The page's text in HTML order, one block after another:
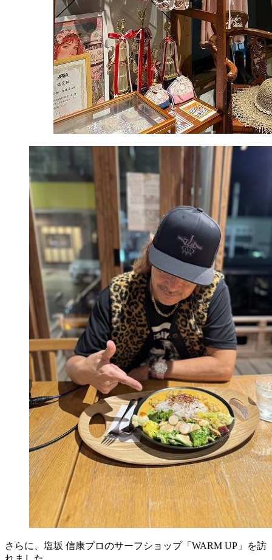
さらに、塩坂 信康プロのサーフショップ「WARM UP」を訪